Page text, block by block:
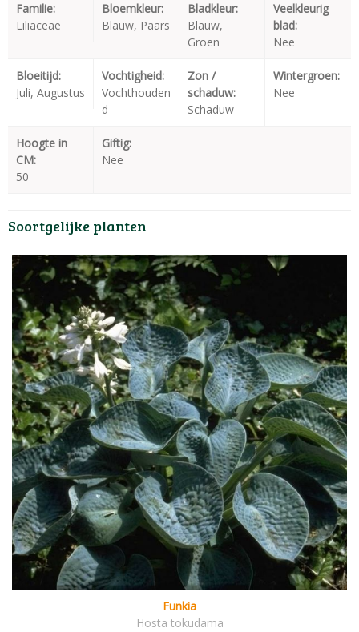
Familie:
Liliaceae
Bloemkleur:
Blauw, Paars
Bladkleur:
Blauw,
Groen
Veelkleurig
blad:
Nee
Bloeitijd:
Juli, Augustus
Vochtigheid:
Vochthouden
d
Zon /
schaduw:
Schaduw
Wintergroen:
Nee
Hoogte in
CM:
50
Giftig:
Nee
Soortgelijke planten
Funkia
Hosta tokudama